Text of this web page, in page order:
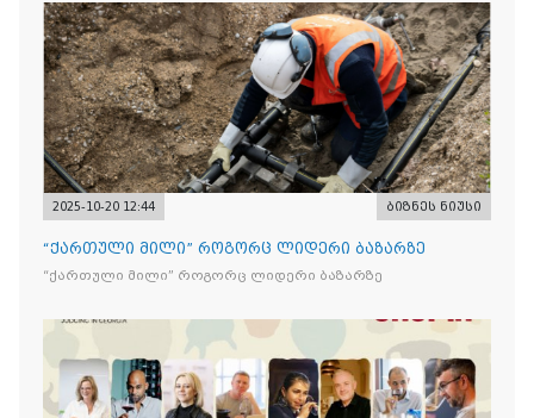
2025-10-20 12:44 ბიზნეს ნიუსი
“ქართული მილი” როგორც ლიდერი ბაზარზე
“ქართული მილი” როგორც ლიდერი ბაზარზე